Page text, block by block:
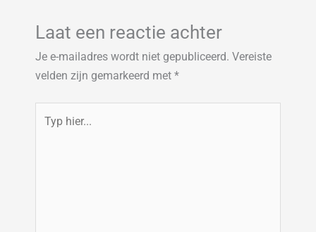
Laat een reactie achter
Je e-mailadres wordt niet gepubliceerd. Vereiste
velden zijn gemarkeerd met *
hier...